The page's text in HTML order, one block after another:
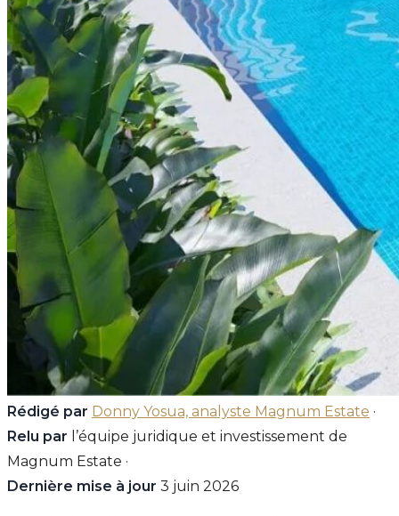
Rédigé par Donny Yosua, analyste Magnum Estate ·
Relu par l’équipe juridique et investissement de
Magnum Estate ·
Dernière mise à jour 3 juin 2026